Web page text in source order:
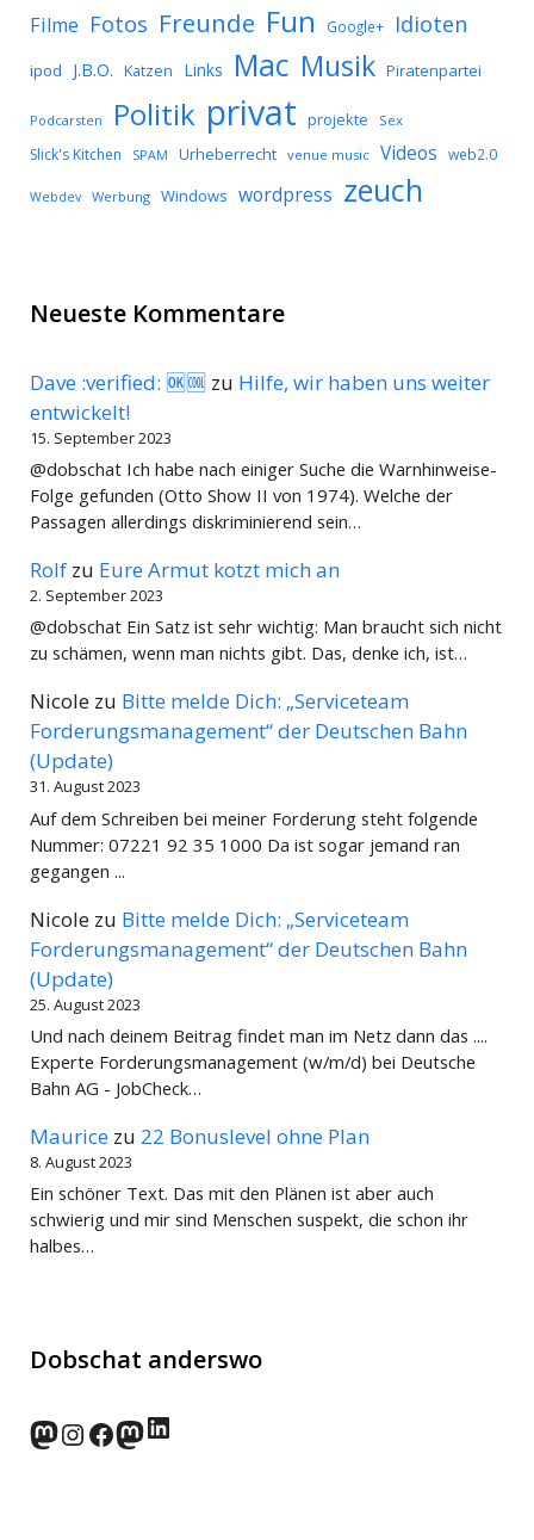
Filme Fotos Freunde Fun Google+ Idioten
ipod J.B.O. Katzen Links Mac Musik Piratenpartei
Podcarsten Politik privat projekte Sex
Slick's Kitchen SPAM Urheberrecht venue music Videos web2.0
Webdev Werbung Windows wordpress zeuch
Neueste Kommentare
Dave :verified: 🆗🆒 zu Hilfe, wir haben uns weiter
entwickelt!
15. September 2023
@dobschat Ich habe nach einiger Suche die Warnhinweise-
Folge gefunden (Otto Show II von 1974). Welche der
Passagen allerdings diskriminierend sein…
Rolf zu Eure Armut kotzt mich an
2. September 2023
@dobschat Ein Satz ist sehr wichtig: Man braucht sich nicht
zu schämen, wenn man nichts gibt. Das, denke ich, ist…
Nicole zu Bitte melde Dich: „Serviceteam
Forderungsmanagement“ der Deutschen Bahn
(Update)
31. August 2023
Auf dem Schreiben bei meiner Forderung steht folgende
Nummer: 07221 92 35 1000 Da ist sogar jemand ran
gegangen ...
Nicole zu Bitte melde Dich: „Serviceteam
Forderungsmanagement“ der Deutschen Bahn
(Update)
25. August 2023
Und nach deinem Beitrag findet man im Netz dann das ....
Experte Forderungsmanagement (w/m/d) bei Deutsche
Bahn AG - JobCheck…
Maurice zu 22 Bonuslevel ohne Plan
8. August 2023
Ein schöner Text. Das mit den Plänen ist aber auch
schwierig und mir sind Menschen suspekt, die schon ihr
halbes…
Dobschat anderswo
norden.social
Instagram
Facebook
wp-punks.social
LinkedIn